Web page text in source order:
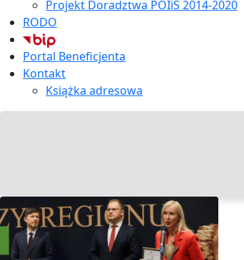
Projekt Doradztwa POIiŚ 2014-2020
RODO
Portal Beneficjenta
Kontakt
Książka adresowa